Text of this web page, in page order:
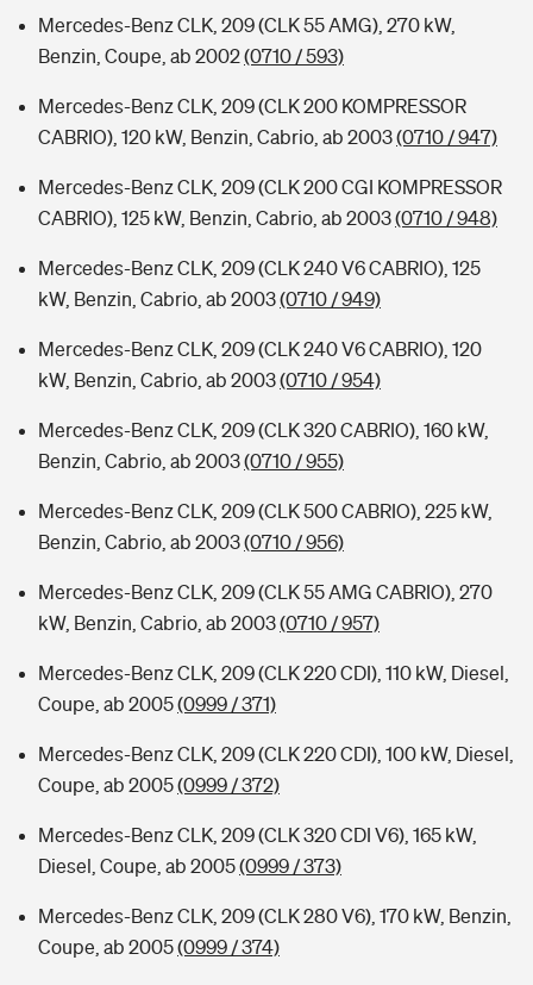
Mercedes-Benz CLK, 209 (CLK 55 AMG), 270 kW,
Benzin, Coupe, ab 2002(0710 / 593)
Mercedes-Benz CLK, 209 (CLK 200 KOMPRESSOR
CABRIO), 120 kW, Benzin, Cabrio, ab 2003(0710 / 947)
Mercedes-Benz CLK, 209 (CLK 200 CGI KOMPRESSOR
CABRIO), 125 kW, Benzin, Cabrio, ab 2003(0710 / 948)
Mercedes-Benz CLK, 209 (CLK 240 V6 CABRIO), 125
kW, Benzin, Cabrio, ab 2003(0710 / 949)
Mercedes-Benz CLK, 209 (CLK 240 V6 CABRIO), 120
kW, Benzin, Cabrio, ab 2003(0710 / 954)
Mercedes-Benz CLK, 209 (CLK 320 CABRIO), 160 kW,
Benzin, Cabrio, ab 2003(0710 / 955)
Mercedes-Benz CLK, 209 (CLK 500 CABRIO), 225 kW,
Benzin, Cabrio, ab 2003(0710 / 956)
Mercedes-Benz CLK, 209 (CLK 55 AMG CABRIO), 270
kW, Benzin, Cabrio, ab 2003(0710 / 957)
Mercedes-Benz CLK, 209 (CLK 220 CDI), 110 kW, Diesel,
Coupe, ab 2005(0999 / 371)
Mercedes-Benz CLK, 209 (CLK 220 CDI), 100 kW, Diesel,
Coupe, ab 2005(0999 / 372)
Mercedes-Benz CLK, 209 (CLK 320 CDI V6), 165 kW,
Diesel, Coupe, ab 2005(0999 / 373)
Mercedes-Benz CLK, 209 (CLK 280 V6), 170 kW, Benzin,
Coupe, ab 2005(0999 / 374)